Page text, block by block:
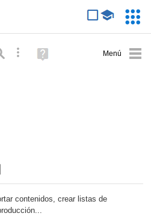
Búsqueda avanzada
Ayuda
(en
contenidos, crear listas de